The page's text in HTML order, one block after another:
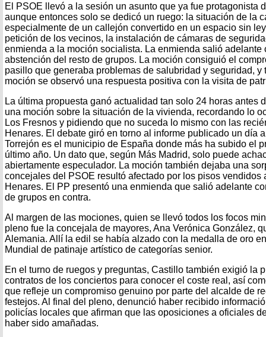
El PSOE llevó a la sesión un asunto que ya fue protagonista
aunque entonces solo se dedicó un ruego: la situación de la
especialmente de un callejón convertido en un espacio sin
petición de los vecinos, la instalación de cámaras de
enmienda a la moción socialista. La enmienda salió adelante
abstención del resto de grupos. La moción consiguió el
pasillo que generaba problemas de salubridad y seguridad, y
moción se observó una respuesta positiva con la visita de
La última propuesta ganó actualidad tan solo 24 horas antes
una moción sobre la situación de la vivienda, recordando lo
Los Fresnos y pidiendo que no suceda lo mismo con las
Henares. El debate giró en torno al informe publicado un día
Torrejón es el municipio de España donde más ha subido el
último año. Un dato que, según Más Madrid, solo puede
abiertamente especulador. La moción también dejaba una
concejales del PSOE resultó afectado por los pisos vendidos
Henares. El PP presentó una enmienda que salió adelante
de grupos en contra.
Al margen de las mociones, quien se llevó todos los focos
pleno fue la concejala de mayores, Ana Verónica González,
Alemania. Allí la edil se había alzado con la medalla de oro
Mundial de patinaje artístico de categorías senior.
En el turno de ruegos y preguntas, Castillo también exigió la
contratos de los conciertos para conocer el coste real, así
que refleje un compromiso genuino por parte del alcalde de
festejos. Al final del pleno, denunció haber recibido
policías locales que afirman que las oposiciones a oficiales
haber sido amañadas.